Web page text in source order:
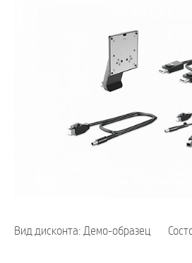
Вид дисконта: Демо-образец